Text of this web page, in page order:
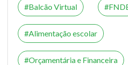
Balcão Virtual
Alimentação escolar
Orçamentária e Financeira